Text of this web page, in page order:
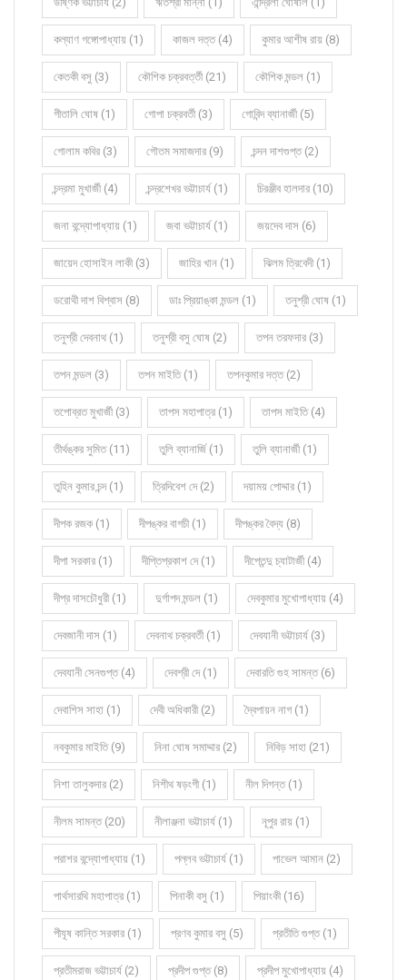
কল্যাণ গঙ্গোপাধ্যায় (1) কাজল দত্ত (4) কুমার আশীষ রায় (8)
কেতকী বসু (3) কৌশিক চক্রবর্ত্তী (21) কৌশিক মন্ডল (1)
গীতালি ঘোষ (1) গোপা চক্রবর্তী (3) গোবিন্দ ব্যানার্জী (5)
গোলাম কবির (3) গৌতম সমাজদার (9) চন্দন দাশগুপ্ত (2)
চন্দ্রমা মুখার্জী (4) চন্দ্রশেখর ভট্টাচার্য (1) চিরঞ্জীব হালদার (10)
জনা বন্দ্যোপাধ্যায় (1) জবা ভট্টাচার্য (1) জয়দেব দাস (6)
জায়েদ হোসাইন লাকী (3) জাহির খান (1) ঝিলম ত্রিবেদী (1)
ডরোথী দাশ বিশ্বাস (8) ডাঃ প্রিয়াঙ্কা মন্ডল (1) তনুশ্রী ঘোষ (1)
তনুশ্রী দেবনাথ (1) তনুশ্রী বসু ঘোষ (2) তপন তরফদার (3)
তপন মন্ডল (3) তপন মাইতি (1) তপনকুমার দত্ত (2)
তপোব্রত মুখার্জী (3) তাপস মহাপাত্র (1) তাপস মাইতি (4)
তীর্থঙ্কর সুমিত (11) তুলি ব্যানার্জি (1) তুলি ব্যানার্জী (1)
তুহিন কুমার চন্দ (1) ত্রিদিবেশ দে (2) দয়াময় পোদ্দার (1)
দীপক রজক (1) দীপঙ্কর বাগচী (1) দীপঙ্কর বৈদ্য (8)
দীপা সরকার (1) দীপ্তিপ্রকাশ দে (1) দীপ্তেন্দু চ্যাটার্জী (4)
দীপ্র দাসচৌধুরী (1) দুর্গাপদ মন্ডল (1) দেবকুমার মুখোপাধ্যায় (4)
দেবজানী দাস (1) দেবনাথ চক্রবর্তী (1) দেবযানী ভট্টাচার্য (3)
দেবযানী সেনগুপ্ত (4) দেবশ্রী দে (1) দেবারতি গুহ সামন্ত (6)
দেবাশিস সাহা (1) দেবী অধিকারী (2) দ্বৈপায়ন নাগ (1)
নবকুমার মাইতি (9) নিনা ঘোষ সমাদ্দার (2) নিবিড় সাহা (21)
নিশা তালুকদার (2) নিশীথ ষড়ংগী (1) নীল দিগন্ত (1)
নীলম সামন্ত (20) নীলাঞ্জনা ভট্টাচার্য (1) নূপুর রায় (1)
পরাশর বন্দ্যোপাধ্যায় (1) পল্লব ভট্টাচার্য (1) পাভেল আমান (2)
পার্থসারথি মহাপাত্র (1) পিনাকী বসু (1) পিয়াংকী (16)
পীযূষ কান্তি সরকার (1) প্রণব কুমার বসু (5) প্রতীতি গুপ্ত (1)
প্রতীমরাজ ভট্টাচার্য (2) প্রদীপ গুপ্ত (8) প্রদীপ মুখোপাধ্যায় (4)